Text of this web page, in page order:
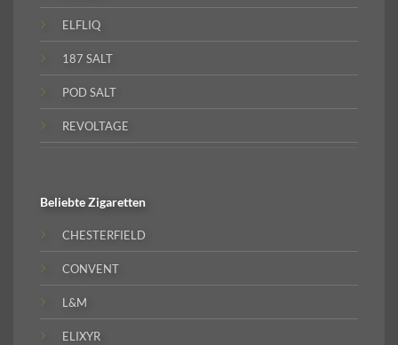
ELFLIQ
187 SALT
POD SALT
REVOLTAGE
BeliebteZigaretten
CHESTERFIELD
CONVENT
L&M
ELIXYR